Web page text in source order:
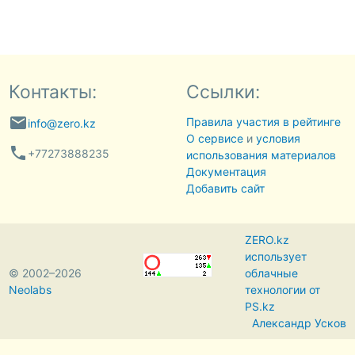
Контакты:
emailinfo@zero.kz
phone +77273888235
Ссылки:
Правила участия в рейтинге
О сервисеи условия
использования материалов
Документация
Добавить сайт
© 2002–2026
Neolabs
ZERO.kz
использует
облачные
технологии от
PS.kz
Александр Усков